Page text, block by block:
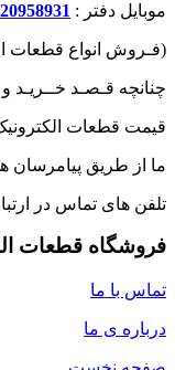
موبایل دفتر :
(فـروش انواع قطعات
چنانچه قـصـد خــریـد و
قیمت قطعات الکترونیک
ما از طریق پیامرسان
تلفن های تماس در
فروشگاه قطعات
تماس با ما
درباره ی ما